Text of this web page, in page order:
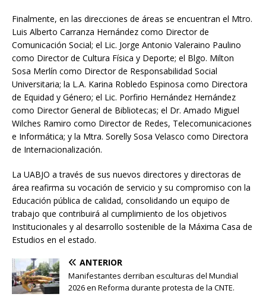
Finalmente, en las direcciones de áreas se encuentran el Mtro.
Luis Alberto Carranza Hernández como Director de
Comunicación Social; el Lic. Jorge Antonio Valeraino Paulino
como Director de Cultura Física y Deporte; el Blgo. Milton
Sosa Merlín como Director de Responsabilidad Social
Universitaria; la L.A. Karina Robledo Espinosa como Directora
de Equidad y Género; el Lic. Porfirio Hernández Hernández
como Director General de Bibliotecas; el Dr. Amado Miguel
Wilches Ramiro como Director de Redes, Telecomunicaciones
e Informática; y la Mtra. Sorelly Sosa Velasco como Directora
de Internacionalización.
La UABJO a través de sus nuevos directores y directoras de
área reafirma su vocación de servicio y su compromiso con la
Educación pública de calidad, consolidando un equipo de
trabajo que contribuirá al cumplimiento de los objetivos
Institucionales y al desarrollo sostenible de la Máxima Casa de
Estudios en el estado.
ANTERIOR
Manifestantes derriban esculturas del Mundial
2026 en Reforma durante protesta de la CNTE.